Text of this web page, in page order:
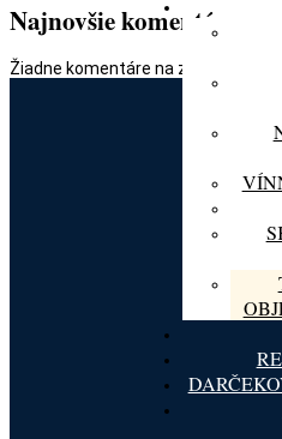
Najnovšie komentáre
Žiadne komentáre na zobrazenie.